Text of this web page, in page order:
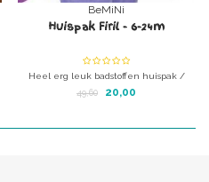
BeMiNi
Huispak Firil - 6-24m
Heel erg leuk badstoffen huispak /
slaapzak voor peuters tot ongeveer 3
49,60 20,00